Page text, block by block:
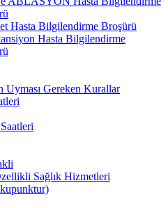
Hasta Bilgilendirme Broşürü
Hasta Bilgilendirme
Uyması Gereken Kurallar
Sağlık Hizmetleri